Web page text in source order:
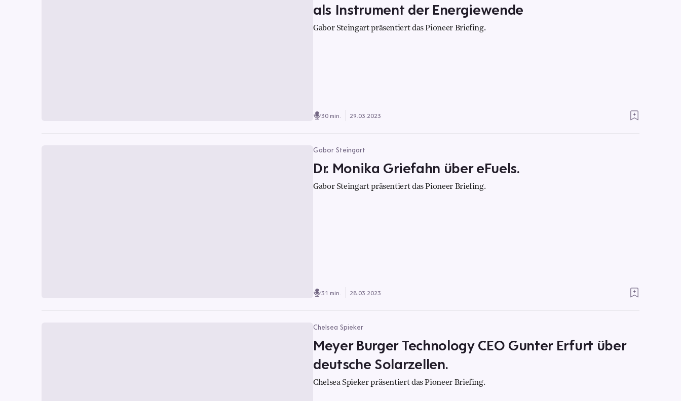
als Instrument der Energiewende
Gabor Steingart präsentiert das Pioneer Briefing.
30 min. 29.03.2023
Gabor Steingart
Dr. Monika Griefahn über eFuels.
Gabor Steingart präsentiert das Pioneer Briefing.
31 min. 28.03.2023
Chelsea Spieker
Meyer Burger Technology CEO Gunter Erfurt über
deutsche Solarzellen.
Chelsea Spieker präsentiert das Pioneer Briefing.